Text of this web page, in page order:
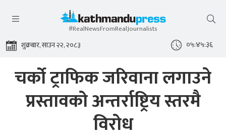
#RealNewsFromRealJournalists
शुक्रबार, साउन २२, २०८३ ०५:४५:३७
चर्को ट्राफिक जरिवाना लगाउने
प्रस्तावको अन्तर्राष्ट्रिय स्तरमै
विरोध